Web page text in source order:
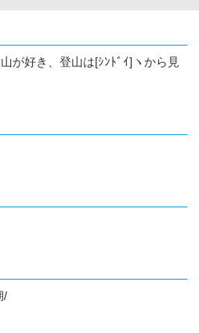
が好き、登山は[ｼﾝﾄﾞｲ]ヽから見
/